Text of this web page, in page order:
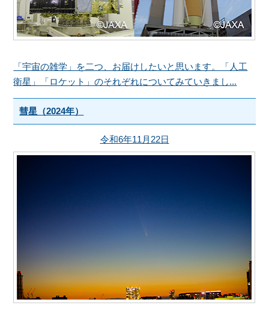
「宇宙の雑学」を二つ、お届けしたいと思います。「人工
衛星」「ロケット」のそれぞれについてみていきまし...
彗星（2024年）
令和6年11月22日